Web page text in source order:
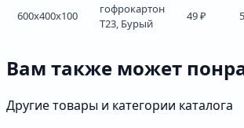
600x400x100
гофрокартон
Т23, Бурый
49 ₽
Вам также может
Другие товары и категории каталога